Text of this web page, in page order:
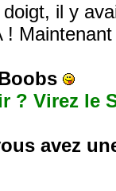
il y
? Virez le
avez